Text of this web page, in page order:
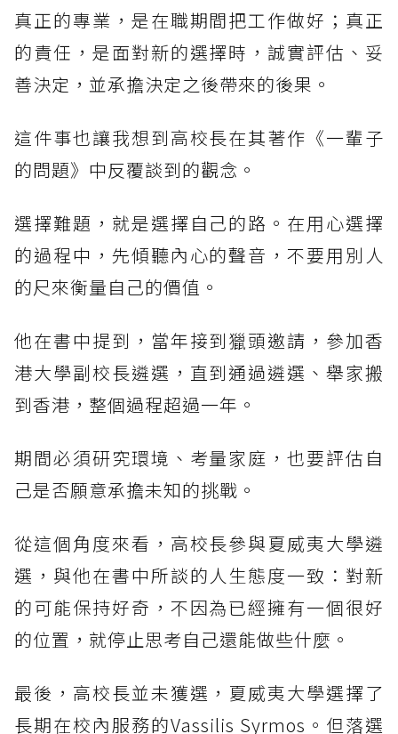
真正的專業，是在職期間把工作做好；真正
的責任，是面對新的選擇時，誠實評估、妥
善決定，並承擔決定之後帶來的後果。
這件事也讓我想到高校長在其著作《一輩子
的問題》中反覆談到的觀念。
選擇難題，就是選擇自己的路。在用心選擇
的過程中，先傾聽內心的聲音，不要用別人
的尺來衡量自己的價值。
他在書中提到，當年接到獵頭邀請，參加香
港大學副校長遴選，直到通過遴選、舉家搬
到香港，整個過程超過一年。
期間必須研究環境、考量家庭，也要評估自
己是否願意承擔未知的挑戰。
從這個角度來看，高校長參與夏威夷大學遴
選，與他在書中所談的人生態度一致：對新
的可能保持好奇，不因為已經擁有一個很好
的位置，就停止思考自己還能做些什麼。
最後，高校長並未獲選，夏威夷大學選擇了
長期在校內服務的Vassilis Syrmos。但落選